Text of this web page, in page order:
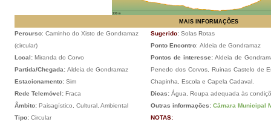
MAIS INFORMAÇÕES
Percurso: Caminho do Xisto de Gondramaz
(circular)
Local: Miranda do Corvo
Partida/Chegada: Aldeia de Gondramaz
Estacionamento: Sim
Rede Telemóvel: Fraca
Âmbito: Paisagístico, Cultural, Ambiental
Tipo: Circular
Sugerido: Solas Rotas
Ponto Encontro: Aldeia de Gondramaz
Pontos de interesse: Aldeia de
Penedo dos Corvos, Ruinas Castelo de
Chapinha, Escola e Capela Cadaval.
Dicas: Água, Roupa adequada às
Outras informações: Câmara Municipal
NOTAS: